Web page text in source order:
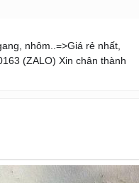
nhôm..=>Giá rẻ nhất,
(ZALO) Xin chân thành